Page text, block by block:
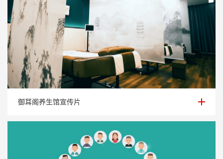
御耳阁养生馆宣传片
御耳阁养生馆宣传片